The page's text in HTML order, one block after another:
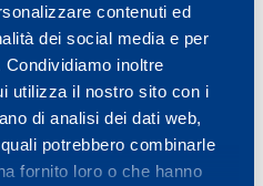
contenuti ed
dei social media e per
inoltre
utilizza il nostro sito con i
di analisi dei dati web,
potrebbero combinarle
fornito loro o che hanno
ARCELLI, 2020
/ Eventi